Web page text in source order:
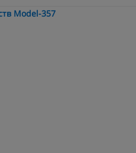
Model-357